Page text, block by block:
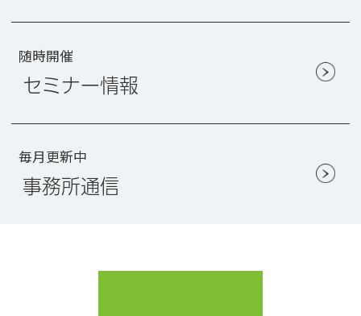
随時開催
セミナー情報
毎月更新中
事務所通信